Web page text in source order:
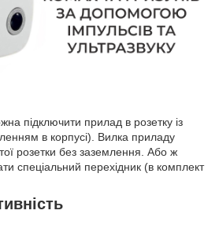
підключити прилад в розетку із
в корпусі). Вилка приладу
розетки без заземлення. Або ж
спеціальний перехідник (в комплект